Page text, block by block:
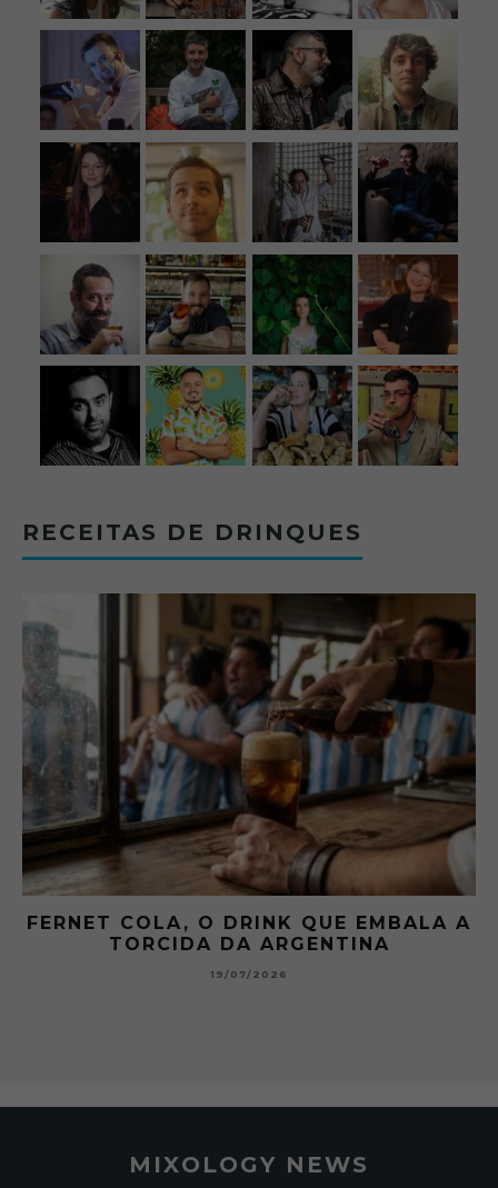
RECEITAS DE DRINQUES
GIBSON: O PICLES QUE MUDOU A
HISTÓRIA DOS MARTINI
15/07/2026
MIXOLOGY NEWS